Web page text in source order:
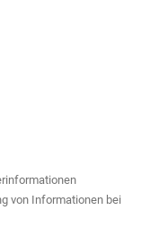
von Informationen bei